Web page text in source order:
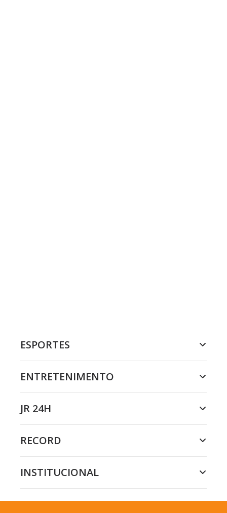
ESPORTES
ENTRETENIMENTO
JR 24H
RECORD
INSTITUCIONAL